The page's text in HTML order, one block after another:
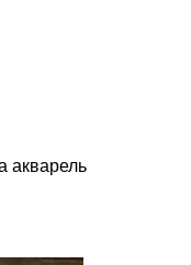
акварель